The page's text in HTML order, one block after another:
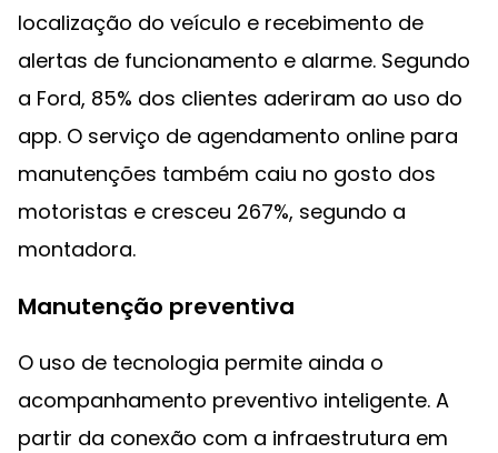
localização do veículo e recebimento de
alertas de funcionamento e alarme. Segundo
a Ford, 85% dos clientes aderiram ao uso do
app. O serviço de agendamento online para
manutenções também caiu no gosto dos
motoristas e cresceu 267%, segundo a
montadora.
Manutenção preventiva
O uso de tecnologia permite ainda o
acompanhamento preventivo inteligente. A
partir da conexão com a infraestrutura em